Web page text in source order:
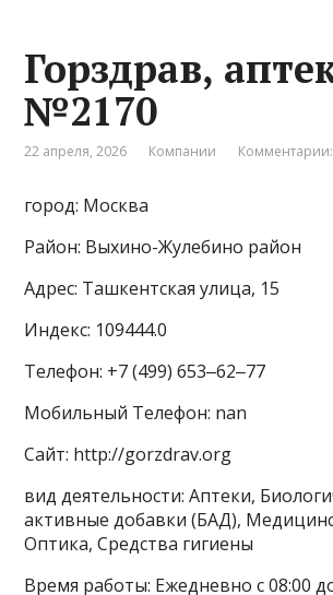
Горздрав,
№2170
22 апреля, 2026 Компании
город: Москва
Район: Выхино-Жулебино район
Адрес: Ташкентская улица, 15
Индекс: 109444.0
Телефон: +7 (499) 653‒62‒77
Мобильный Телефон: nan
Сайт: http://gorzdrav.org
вид деятельности: Аптеки,
активные добавки (БАД),
Оптика, Средства гигиены
Время работы: Ежедневно с 08:00